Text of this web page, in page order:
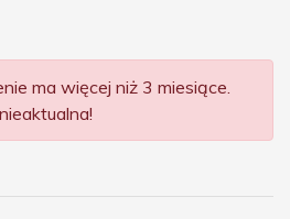
ma więcej niż 3 miesiące.